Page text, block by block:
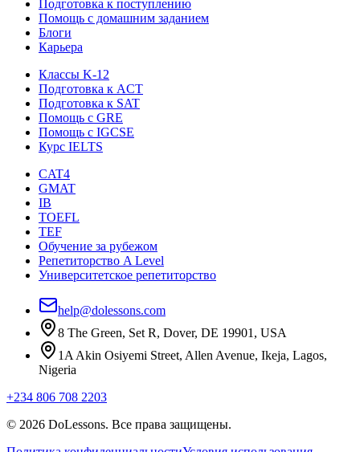
Подготовка к поступлению
Помощь с домашним заданием
Блоги
Карьера
Классы K-12
Подготовка к ACT
Подготовка к SAT
Помощь с GRE
Помощь с IGCSE
Курс IELTS
CAT4
GMAT
IB
TOEFL
TEF
Обучение за рубежом
Репетиторство A Level
Университетское репетиторство
help@dolessons.com
8 The Green, Set R, Dover, DE 19901, USA
1A Akin Osiyemi Street, Allen Avenue, Ikeja, Lagos,
Nigeria
+234 806 708 2203
© 2026 DoLessons. Все права защищены.